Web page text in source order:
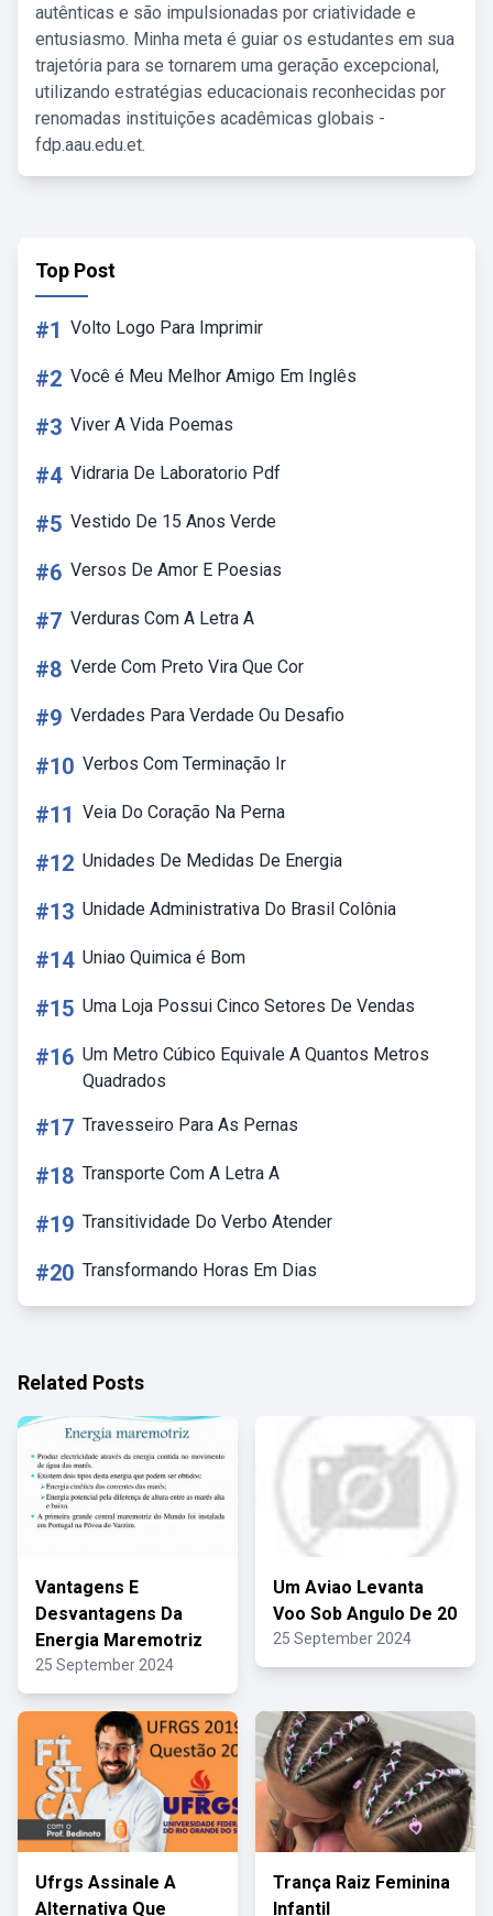
autênticas e são impulsionadas por criatividade e
entusiasmo. Minha meta é guiar os estudantes em sua
trajetória para se tornarem uma geração excepcional,
utilizando estratégias educacionais reconhecidas por
renomadas instituições acadêmicas globais -
fdp.aau.edu.et.
Top Post
#1 Volto Logo Para Imprimir
#2 Você é Meu Melhor Amigo Em Inglês
#3 Viver A Vida Poemas
#4 Vidraria De Laboratorio Pdf
#5 Vestido De 15 Anos Verde
#6 Versos De Amor E Poesias
#7 Verduras Com A Letra A
#8 Verde Com Preto Vira Que Cor
#9 Verdades Para Verdade Ou Desafio
#10 Verbos Com Terminação Ir
#11 Veia Do Coração Na Perna
#12 Unidades De Medidas De Energia
#13 Unidade Administrativa Do Brasil Colônia
#14 Uniao Quimica é Bom
#15 Uma Loja Possui Cinco Setores De Vendas
#16 Um Metro Cúbico Equivale A Quantos Metros
Quadrados
#17 Travesseiro Para As Pernas
#18 Transporte Com A Letra A
#19 Transitividade Do Verbo Atender
#20 Transformando Horas Em Dias
Related Posts
Vantagens E
Desvantagens Da
Energia Maremotriz
25 September 2024
Um Aviao Levanta
Voo Sob Angulo De 20
25 September 2024
Ufrgs Assinale A
Alternativa Que
Trança Raiz Feminina
Infantil